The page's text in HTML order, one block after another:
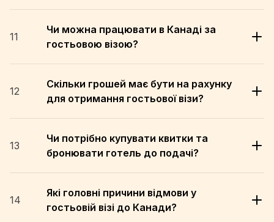
11
Чи можна працювати в Канаді за
гостьовою візою?
12
Скільки грошей має бути на рахунку
для отримання гостьової візи?
13
Чи потрібно купувати квитки та
бронювати готель до подачі?
14
Які головні причини відмови у
гостьовій візі до Канади?